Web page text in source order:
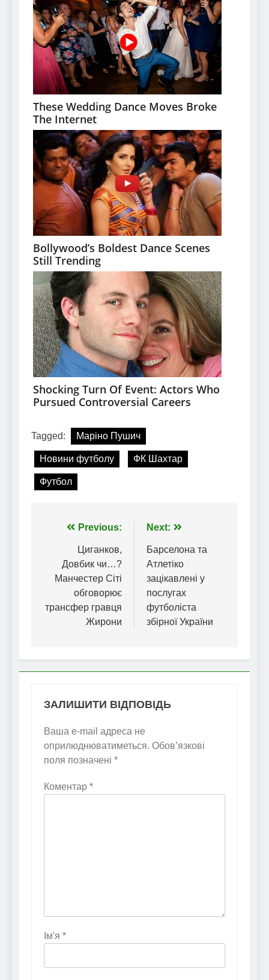
Tagged: Маріно Пушич
Новини футболу ФК Шахтар
Футбол
Навігація
записів
Previous:
Циганков,
Довбик чи…?
Манчестер Сіті
обговорює
трансфер гравця
Жирони
Next:
Барселона та
Атлетіко
зацікавлені у
послугах
футболіста
збірної України
ЗАЛИШИТИ ВІДПОВІДЬ
Ваша e-mail адреса не
оприлюднюватиметься. Обов’язкові
поля позначені *
Коментар *
Ім'я *